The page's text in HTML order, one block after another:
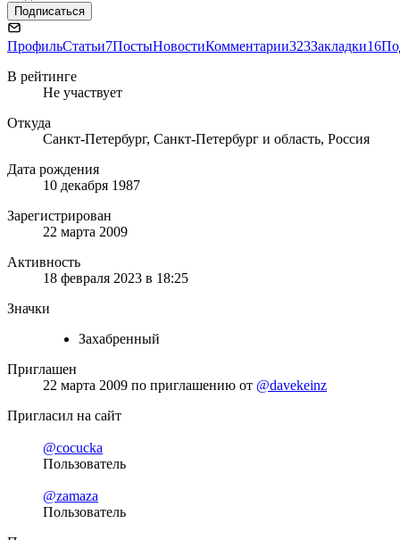
Подписаться
ПрофильСтатьи7ПостыНовостиКомментарии323Закладки16
В рейтинге
Не участвует
Откуда
Санкт-Петербург, Санкт-Петербург и область, Россия
Дата рождения
10 декабря 1987
Зарегистрирован
22 марта 2009
Активность
18 февраля 2023 в 18:25
Значки
Захабренный
Приглашен
22 марта 2009 по приглашению от @davekeinz
Пригласил на сайт
@cocucka
Пользователь
@zamaza
Пользователь